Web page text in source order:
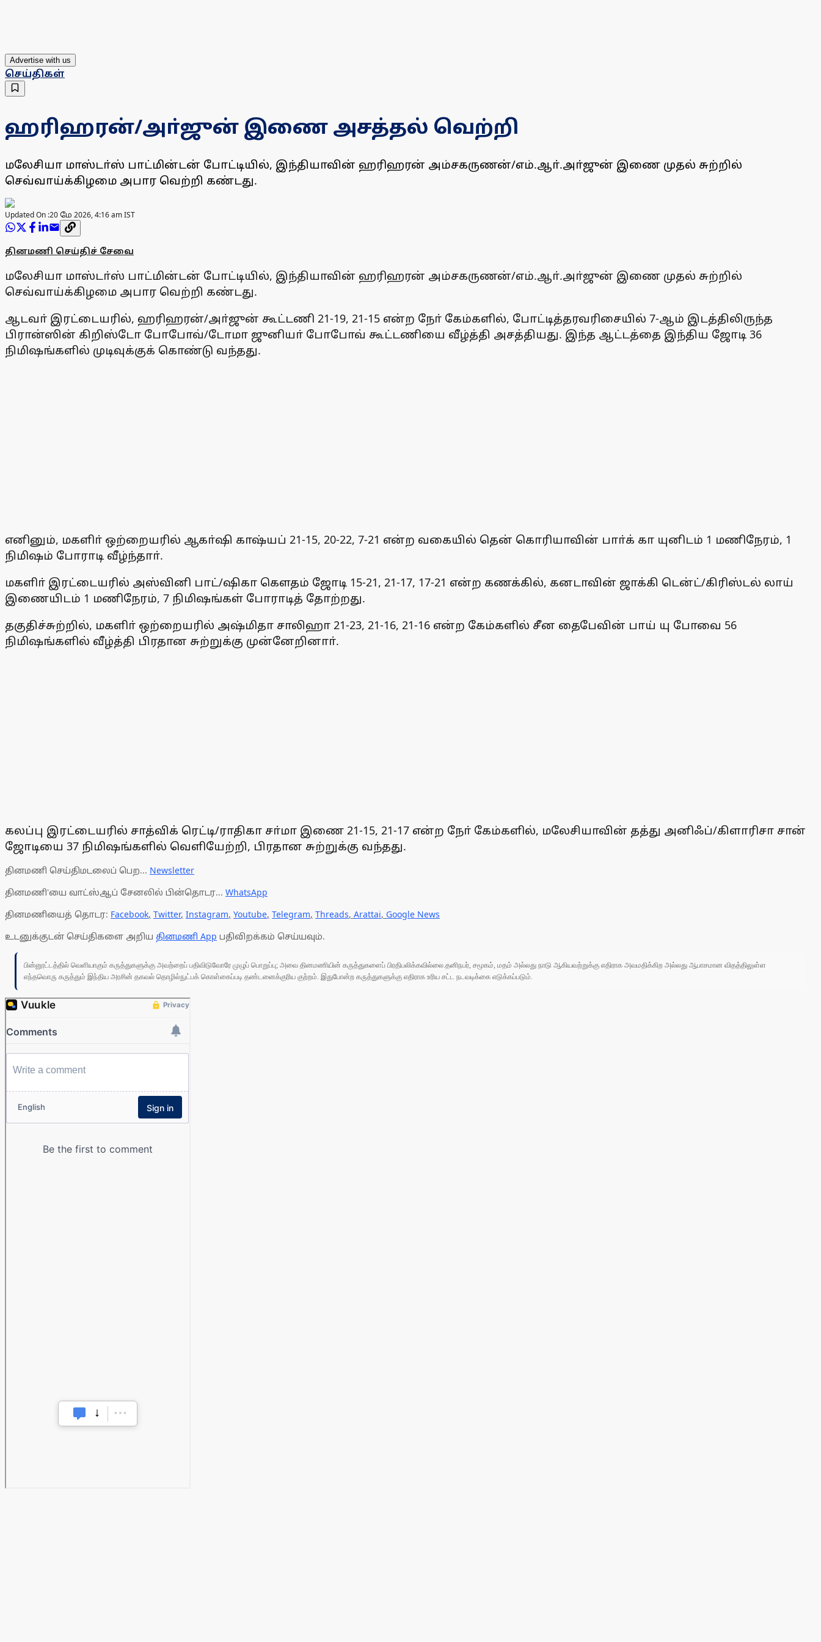
Advertise with us
செய்திகள்
ஹரிஹரன்/அா்ஜுன் இணை அசத்தல் வெற்றி
மலேசியா மாஸ்டா்ஸ் பாட்மின்டன் போட்டியில், இந்தியாவின் ஹரிஹரன் அம்சகருணன்/எம்.ஆா்.அா்ஜுன் இணை முதல் சுற்றில்
செவ்வாய்க்கிழமை அபார வெற்றி கண்டது.
Updated On :20 மே 2026, 4:16 am IST
தினமணி செய்திச் சேவை
மலேசியா மாஸ்டா்ஸ் பாட்மின்டன் போட்டியில், இந்தியாவின் ஹரிஹரன் அம்சகருணன்/எம்.ஆா்.அா்ஜுன் இணை முதல் சுற்றில்
செவ்வாய்க்கிழமை அபார வெற்றி கண்டது.
ஆடவா் இரட்டையரில், ஹரிஹரன்/அா்ஜுன் கூட்டணி 21-19, 21-15 என்ற நோ் கேம்களில், போட்டித்தரவரிசையில் 7-ஆம் இடத்திலிருந்த
பிரான்ஸின் கிறிஸ்டோ போபோவ்/டோமா ஜுனியா் போபோவ் கூட்டணியை வீழ்த்தி அசத்தியது. இந்த ஆட்டத்தை இந்திய ஜோடி 36
நிமிஷங்களில் முடிவுக்குக் கொண்டு வந்தது.
எனினும், மகளிா் ஒற்றையரில் ஆகா்ஷி காஷ்யப் 21-15, 20-22, 7-21 என்ற வகையில் தென் கொரியாவின் பாா்க் கா யுனிடம் 1 மணிநேரம், 1
நிமிஷம் போராடி வீழ்ந்தாா்.
மகளிா் இரட்டையரில் அஸ்வினி பாட்/ஷிகா கௌதம் ஜோடி 15-21, 21-17, 17-21 என்ற கணக்கில், கனடாவின் ஜாக்கி டென்ட்/கிரிஸ்டல் லாய்
இணையிடம் 1 மணிநேரம், 7 நிமிஷங்கள் போராடித் தோற்றது.
தகுதிச்சுற்றில், மகளிா் ஒற்றையரில் அஷ்மிதா சாலிஹா 21-23, 21-16, 21-16 என்ற கேம்களில் சீன தைபேவின் பாய் யு போவை 56
நிமிஷங்களில் வீழ்த்தி பிரதான சுற்றுக்கு முன்னேறினாா்.
கலப்பு இரட்டையரில் சாத்விக் ரெட்டி/ராதிகா சா்மா இணை 21-15, 21-17 என்ற நோ் கேம்களில், மலேசியாவின் தத்து அனிஃப்/கிளாரிசா சான்
ஜோடியை 37 நிமிஷங்களில் வெளியேற்றி, பிரதான சுற்றுக்கு வந்தது.
தினமணி செய்திமடலைப் பெற... Newsletter
தினமணி'யை வாட்ஸ்ஆப் சேனலில் பின்தொடர... WhatsApp
தினமணியைத் தொடர: Facebook, Twitter, Instagram, Youtube, Telegram, Threads, Arattai, Google News
உடனுக்குடன் செய்திகளை அறிய தினமணி App பதிவிறக்கம் செய்யவும்.
பின்னூட்டத்தில் வெளியாகும் கருத்துகளுக்கு அவற்றைப் பதிவிடுவோரே முழுப் பொறுப்பு; அவை தினமணியின் கருத்துகளைப் பிரதிபலிக்கவில்லை.தனிநபர், சமூகம், மதம் அல்லது நாடு ஆகியவற்றுக்கு எதிராக அவமதிக்கிற அல்லது ஆபாசமான விதத்திலுள்ள
எந்தவொரு கருத்தும் இந்திய அரசின் தகவல் தொழில்நுட்பக் கொள்கைப்படி தண்டனைக்குரிய குற்றம். இதுபோன்ற கருத்துகளுக்கு எதிராக உரிய சட்ட நடவடிக்கை எடுக்கப்படும்.